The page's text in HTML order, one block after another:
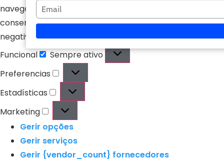
navegación o las identificaciones únicas en este sitio. No
consentir o retirar el consentimiento, puede afectar
negativamente a ciertas características y funciones.
Funcional
Sempre ativo
Preferencias
Estadísticas
Marketing
Gerir opções
Gerir serviços
Gerir {vendor_count} fornecedores
nombre
Escriba
su
correo
electrónico